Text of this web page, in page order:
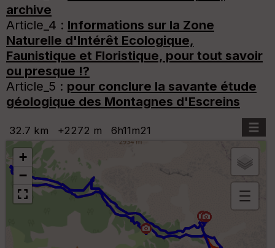
archive
Article_4 : Informations sur la Zone
Naturelle d'Intérêt Ecologique,
Faunistique et Floristique, pour tout savoir
ou presque !?
Article_5 : pour conclure la savante étude
géologique des Montagnes d'Escreins
32.7 km +2272 m 6h11m21
+
−
C